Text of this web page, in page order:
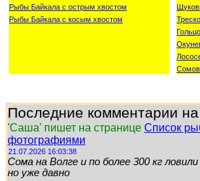
Рыбы Байкала с острым хвостом
Рыбы Байкала с косым хвостом
Последние комментарии на
'Саша' пишет на странице Список
фотографиями
21.07.2026 16:03:38
Сома на Волге и по более 300 кг
но уже давно